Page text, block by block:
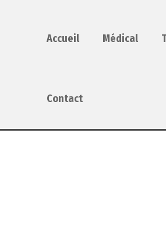
Accueil Médical
Contact